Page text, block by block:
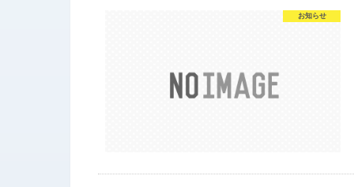
お知らせ